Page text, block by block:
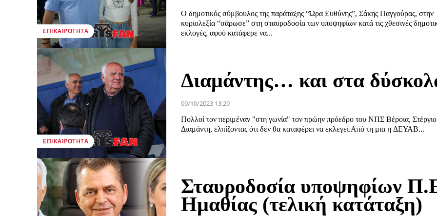
ΕΠΙΚΑΙΡΌΤΗΤΑ
Ο δημοτικός σύμβουλος της παράταξης “Ώρα Ευθύνης”, Σάκης Παγγούρας, στην
κυριολεξία “σάρωσε” στη σταυροδοσία των υποψηφίων κατά τις χθεσινές
εκλογές, αφού κατάφερε να...
ΕΠΙΚΑΙΡΌΤΗΤΑ
Διαμάντης… και στα
09/10/2023 13:29
Πολλοί τον περιμέναν "στη γωνία" τον πρώην πρόεδρο του ΝΠΣ Βέροια, Στέργιο
Διαμάντη, ελπίζοντας ότι δεν θα καταφέρει να εκλεγεί.Από τη μια η ΔΕΥΑΒ...
Σταυροδοσία υποψηφίων
Ημαθίας (τελική κατάταξη)